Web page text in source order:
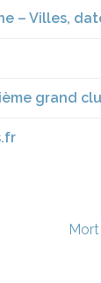
– Villes,
grand